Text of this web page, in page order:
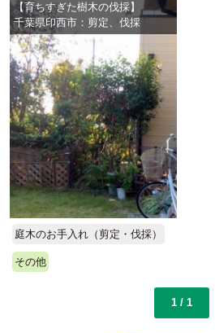
【育ちすぎた樹木の伐採】
千葉県印西市：剪定、伐採
庭木のお手入れ（剪定・伐採）
その他
1 / 1